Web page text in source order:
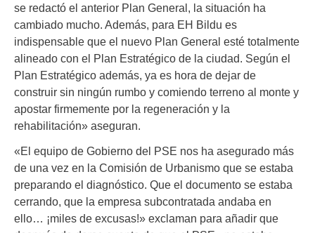
se redactó el anterior Plan General, la situación ha
cambiado mucho. Además, para EH Bildu es
indispensable que el nuevo Plan General esté totalmente
alineado con el Plan Estratégico de la ciudad. Según el
Plan Estratégico además, ya es hora de dejar de
construir sin ningún rumbo y comiendo terreno al monte y
apostar firmemente por la regeneración y la
rehabilitación» aseguran.
«El equipo de Gobierno del PSE nos ha asegurado más
de una vez en la Comisión de Urbanismo que se estaba
preparando el diagnóstico. Que el documento se estaba
cerrando, que la empresa subcontratada andaba en
ello… ¡miles de excusas!» exclaman para añadir que